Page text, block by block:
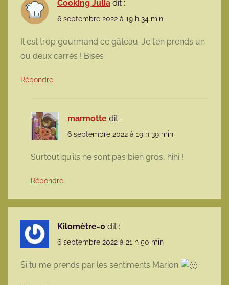
Cooking Julia dit :
6 septembre 2022 à 19 h 34 min
Il est trop gourmand ce gâteau. Je t’en prends un
ou deux carrés ! Bises
Répondre
marmotte dit :
6 septembre 2022 à 19 h 39 min
Surtout qu’ils ne sont pas bien gros, hihi !
Répondre
Kilomètre-0 dit :
6 septembre 2022 à 21 h 50 min
Si tu me prends par les sentiments Marion